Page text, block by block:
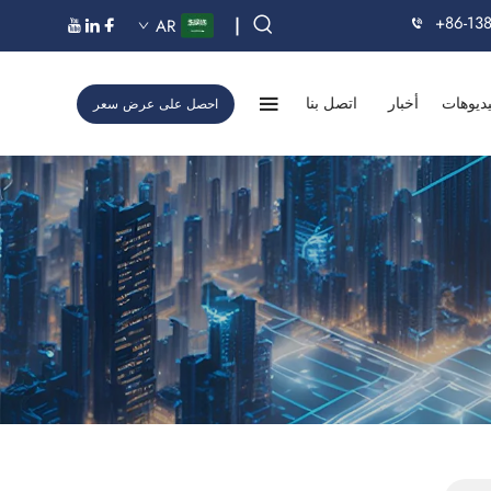
+86-
|
AR
أخبار اتصل بنا احصل على عرض سعر